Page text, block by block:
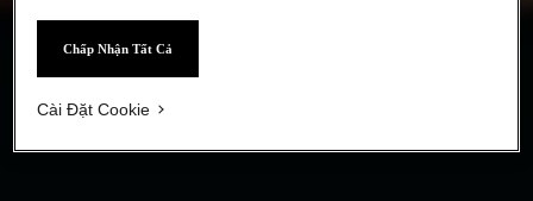
Chấp Nhận Tất Cả
Cài Đặt Cookie